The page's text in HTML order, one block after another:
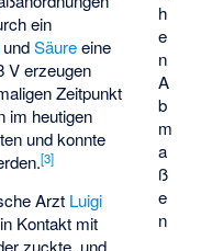
h
e
n
A
b
m
a
ß
e
n
ein
undSäureeine
V erzeugen
Zeitpunkt
im heutigen
und konnte
[3]
Arzt Luigi
Kontakt mit
zuckte, und